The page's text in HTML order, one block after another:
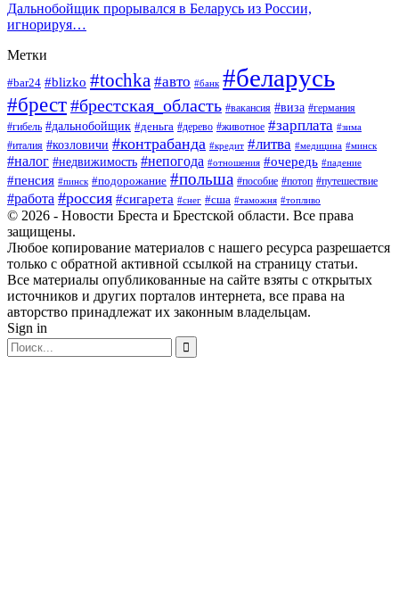
Дальнобойщик прорывался в Беларусь из России,
игнорируя…
Метки
#bar24 #blizko #tochka #авто #банк #беларусь
#брест#брестская_область #вакансия #виза #германия
#гибель #дальнобойщик #деньга #дерево #животное #зарплата #зима
#италия #козловичи #контрабанда #кредит #литва #медицина #минск
#налог #недвижимость #непогода #отношения #очередь #падение
#пенсия #пинск #подорожание #польша #пособие #потоп #путешествие
#работа #россия #сигарета #снег #сша #таможня #топливо
© 2026 - Новости Бреста и Брестской области. Все права
защищены.
Любое копирование материалов с нашего ресурса разрешается
только с обратной активной ссылкой на страницу статьи.
Все материалы опубликованные на сайте взяты с открытых
источников и других порталов интернета, все права на
авторство принадлежат их законным владельцам.
Sign in